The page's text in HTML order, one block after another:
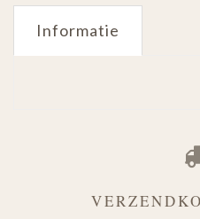
Informatie